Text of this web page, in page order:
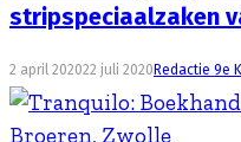
stripspeciaalzaken
2 april 202022 juli 2020Redactie 9e